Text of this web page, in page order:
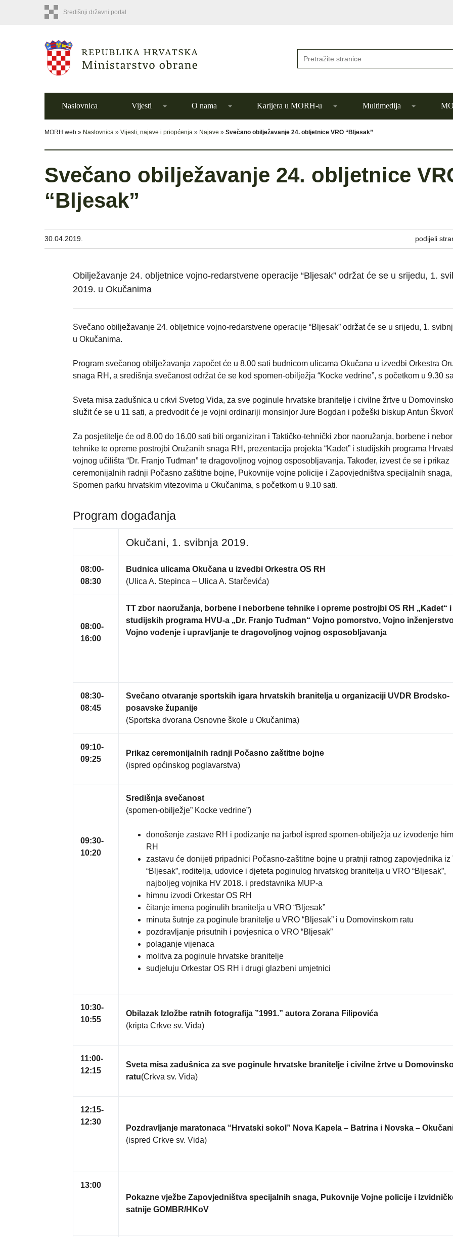
Središnji državni portal
Naslovnica Vijesti O nama Karijera u MORH-u Multimedija
MORH web » Naslovnica » Vijesti, najave i priopćenja » Najave » Svečano obilježavanje 24. obljetnice VRO “Bljesak”
Svečano obilježavanje 24. obljetnice
“Bljesak”
30.04.2019. podijeli
Obilježavanje 24. obljetnice vojno-redarstvene operacije “Bljesak” održat će se u srijedu, 1.
2019. u Okučanima
Svečano obilježavanje 24. obljetnice vojno-redarstvene operacije “Bljesak” održat će se u srijedu, 1.
u Okučanima.
Program svečanog obilježavanja započet će u 8.00 sati budnicom ulicama Okučana u izvedbi Orkestra
snaga RH, a središnja svečanost održat će se kod spomen-obilježja “Kocke vedrine”, s početkom u 9.30
Sveta misa zadušnica u crkvi Svetog Vida, za sve poginule hrvatske branitelje i civilne žrtve u
služit će se u 11 sati, a predvodit će je vojni ordinariji monsinjor Jure Bogdan i požeški biskup Antun
Za posjetitelje će od 8.00 do 16.00 sati biti organiziran i Taktičko-tehnički zbor naoružanja, borbene i
tehnike te opreme postrojbi Oružanih snaga RH, prezentacija projekta “Kadet” i studijskih programa
vojnog učilišta “Dr. Franjo Tuđman” te dragovoljnog vojnog osposobljavanja. Također, izvest će se i prikaz
ceremonijalnih radnji Počasno zaštitne bojne, Pukovnije vojne policije i Zapovjedništva specijalnih
Spomen parku hrvatskim vitezovima u Okučanima, s početkom u 9.10 sati.
Program događanja
Okučani, 1. svibnja 2019.
08:00-
08:30
Budnica ulicama Okučana u izvedbi Orkestra OS RH
(Ulica A. Stepinca – Ulica A. Starčevića)
08:00-
16:00
TT zbor naoružanja, borbene i neborbene tehnike i opreme postrojbi OS RH „Kadet“ i
studijskih programa HVU-a „Dr. Franjo Tuđman“ Vojno pomorstvo, Vojno
Vojno vođenje i upravljanje te dragovoljnog vojnog osposobljavanja
08:30-
08:45
Svečano otvaranje sportskih igara hrvatskih branitelja u organizaciji UVDR Brodsko-
posavske županije
(Sportska dvorana Osnovne škole u Okučanima)
09:10-
09:25
Prikaz ceremonijalnih radnji Počasno zaštitne bojne
(ispred općinskog poglavarstva)
09:30-
10:20
Središnja svečanost
(spomen-obilježje” Kocke vedrine”)
donošenje zastave RH i podizanje na jarbol ispred spomen-obilježja uz izvođenje
RH
zastavu će donijeti pripadnici Počasno-zaštitne bojne u pratnji ratnog zapovjednika iz
“Bljesak”, roditelja, udovice i djeteta poginulog hrvatskog branitelja u VRO “Bljesak”,
najboljeg vojnika HV 2018. i predstavnika MUP-a
himnu izvodi Orkestar OS RH
čitanje imena poginulih branitelja u VRO “Bljesak”
minuta šutnje za poginule branitelje u VRO “Bljesak” i u Domovinskom ratu
pozdravljanje prisutnih i povjesnica o VRO “Bljesak”
polaganje vijenaca
molitva za poginule hrvatske branitelje
sudjeluju Orkestar OS RH i drugi glazbeni umjetnici
10:30-
10:55
Obilazak Izložbe ratnih fotografija ”1991.” autora Zorana Filipovića
(kripta Crkve sv. Vida)
11:00-
12:15
Sveta misa zadušnica za sve poginule hrvatske branitelje i civilne žrtve u
ratu(Crkva sv. Vida)
12:15-
12:30
Pozdravljanje maratonaca “Hrvatski sokol” Nova Kapela – Batrina i Novska –
(ispred Crkve sv. Vida)
13:00
Pokazne vježbe Zapovjedništva specijalnih snaga, Pukovnije Vojne policije i
satnije GOMBR/HKoV